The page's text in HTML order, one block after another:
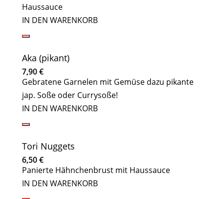
Haussauce
IN DEN WARENKORB
Aka (pikant)
7,90€
Gebratene Garnelen mit Gemüse dazu pikante
jap. Soße oder Currysoße!
IN DEN WARENKORB
Tori Nuggets
6,50€
Panierte Hähnchenbrust mit Haussauce
IN DEN WARENKORB